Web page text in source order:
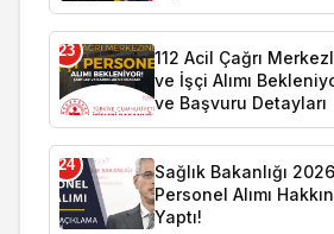
23
112 Acil Çağrı
ve İşçi Alımı
ve Başvuru Detayları
24
Sağlık Bakanlığı
Personel Alımı
Yaptı!